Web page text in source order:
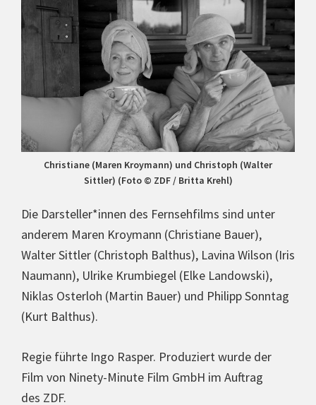
Chris­tia­ne (Maren Kroymann) und Christoph (Walter
Sittler) (Foto © ZDF / Britta Krehl)
Die Darsteller*innen des Fern­seh­films sind unter
anderem Maren Kroymann (Chris­tia­ne Bauer),
Walter Sittler (Christoph Balthus), Lavina Wilson (Iris
Naumann), Ulrike Krum­bie­gel (Elke Landowski),
Niklas Osterloh (Martin Bauer) und Philipp Sonntag
(Kurt Balthus).
Regie führte Ingo Rasper. Pro­du­ziert wurde der
Film von Ninety-Minute Film GmbH im Auftrag
des ZDF.